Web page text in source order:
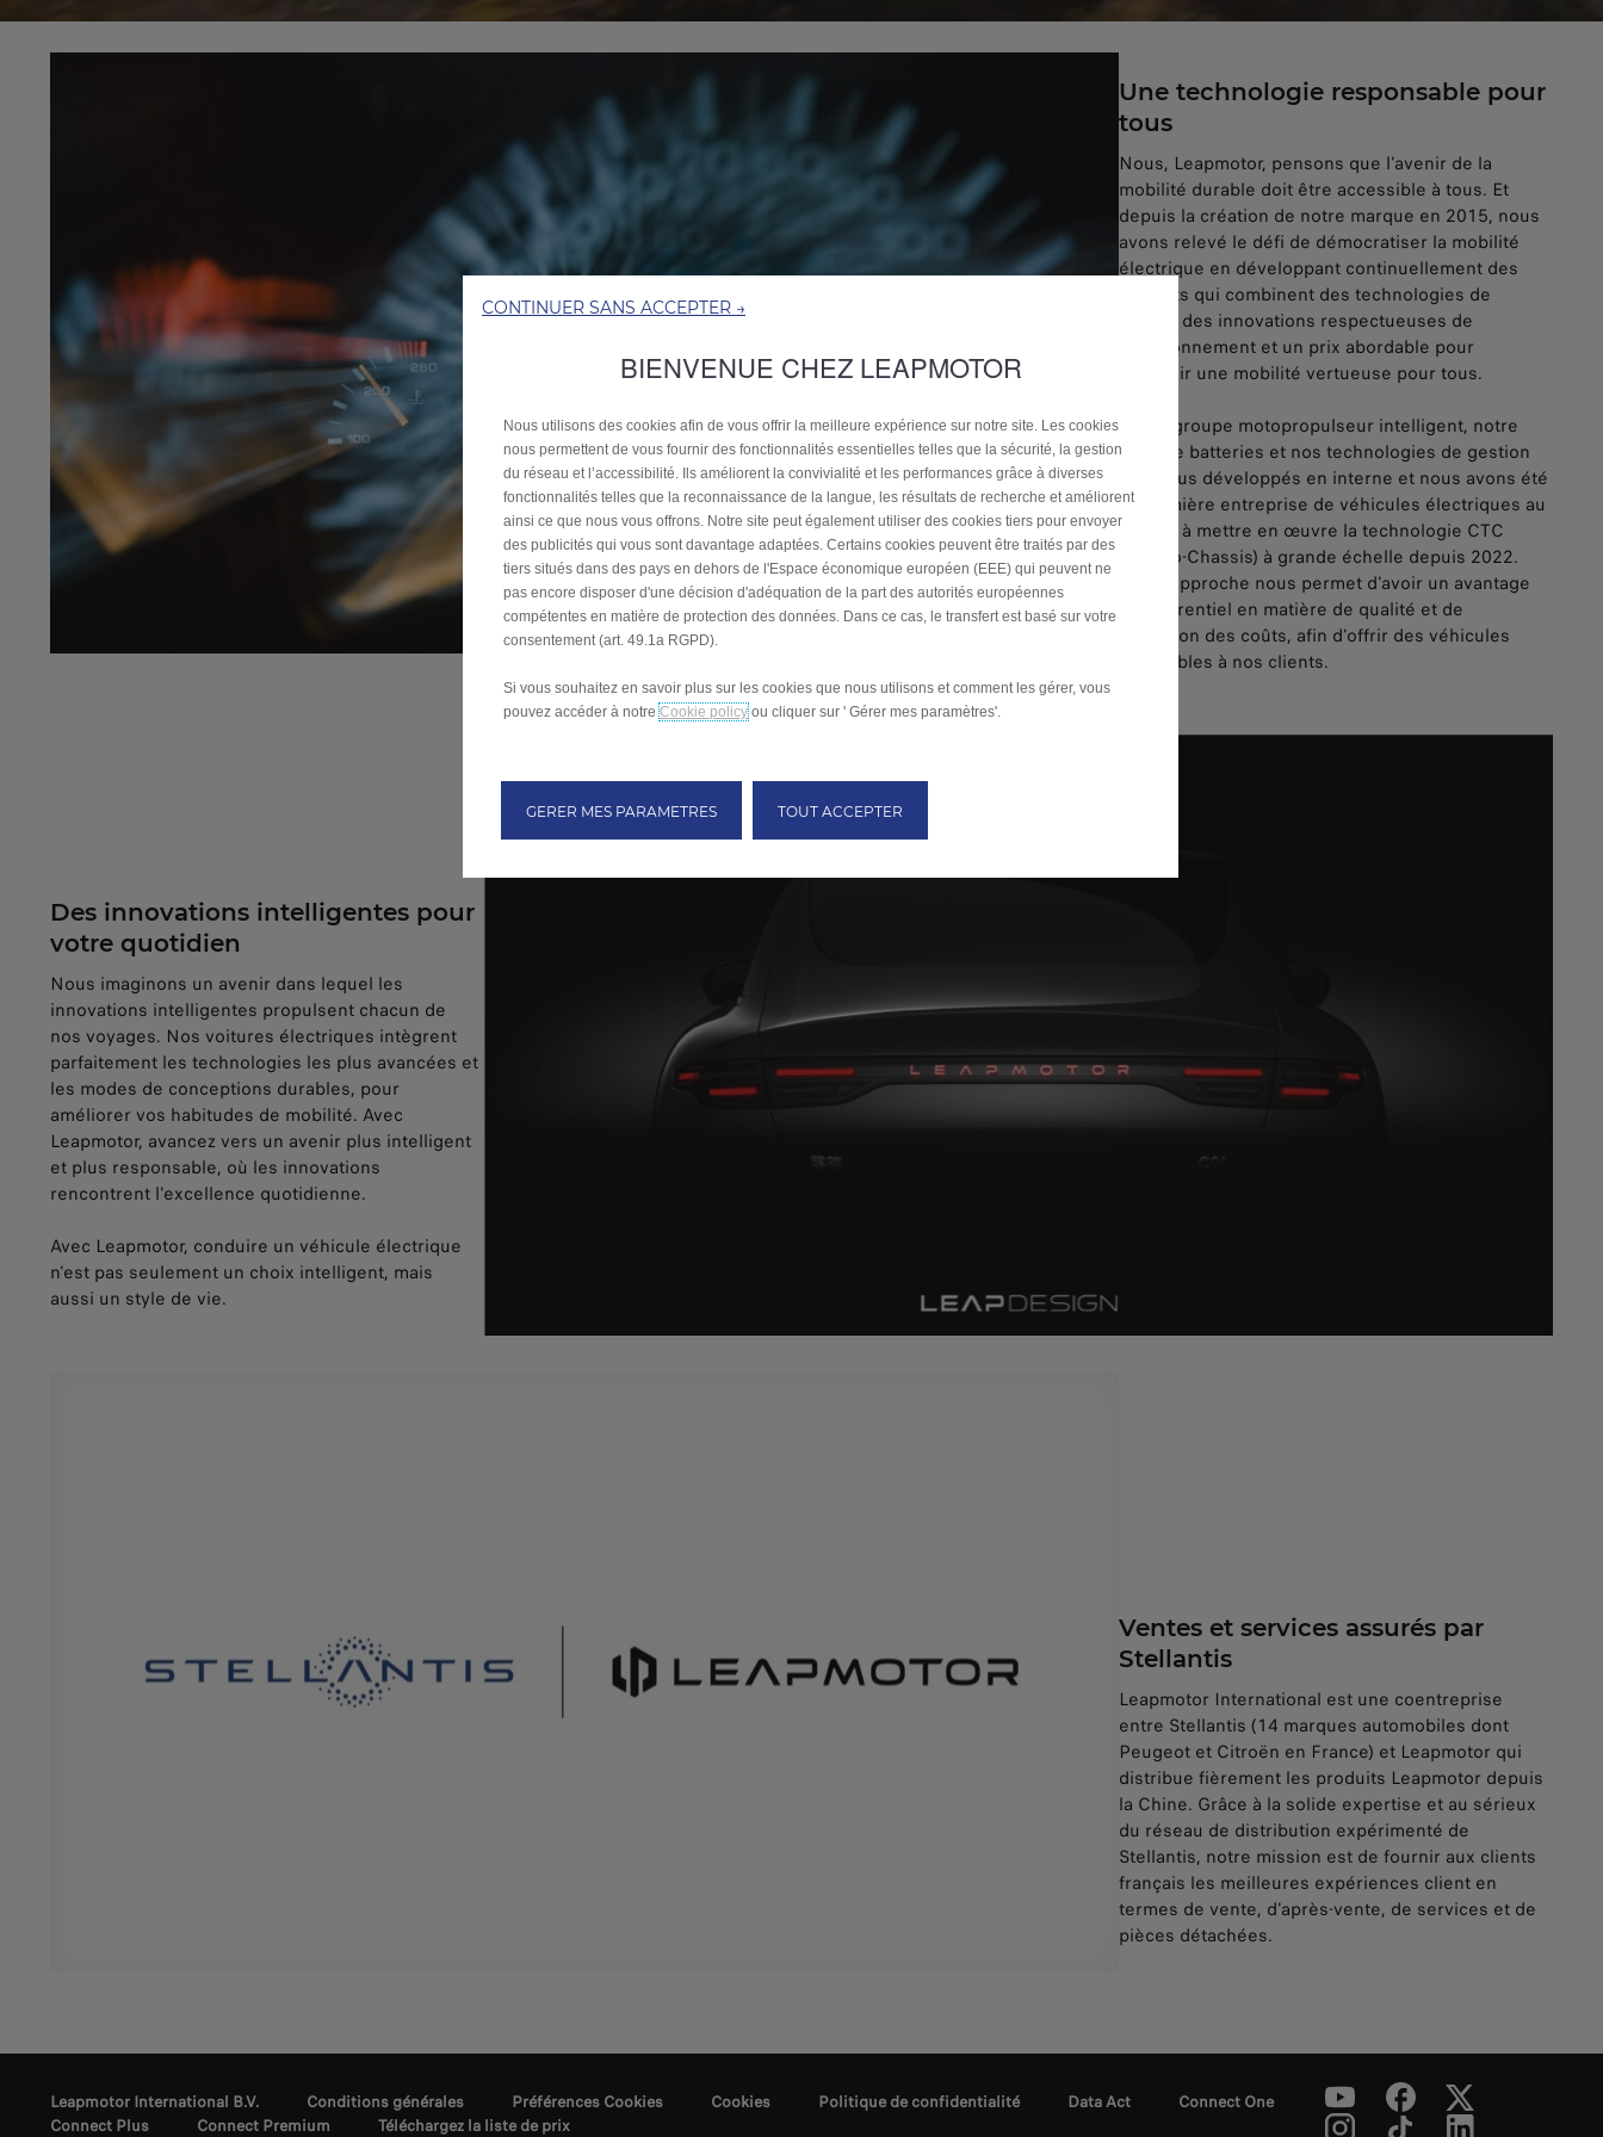
Une technologie responsable pour
tous
Nous, Leapmotor, pensons que l'avenir de la
mobilité durable doit être accessible à tous. Et
depuis la création de notre marque en 2015, nous
avons relevé le défi de démocratiser la mobilité
électrique en développant continuellement des
produits qui combinent des technologies de
pointe, des innovations respectueuses de
l'environnement et un prix abordable pour
redéfinir une mobilité vertueuse pour tous.
Notre groupe motopropulseur intelligent, notre
pack de batteries et nos technologies de gestion
sont tous développés en interne et nous avons été
la première entreprise de véhicules électriques au
monde à mettre en œuvre la technologie CTC
(Cell-To-Chassis) à grande échelle depuis 2022.
Cette approche nous permet d'avoir un avantage
concurrentiel en matière de qualité et de
réduction des coûts, afin d'offrir des véhicules
abordables à nos clients.
Des innovations intelligentes pour
votre quotidien
Nous imaginons un avenir dans lequel les
innovations intelligentes propulsent chacun de
nos voyages. Nos voitures électriques intègrent
parfaitement les technologies les plus avancées et
les modes de conceptions durables, pour
améliorer vos habitudes de mobilité. Avec
Leapmotor, avancez vers un avenir plus intelligent
et plus responsable, où les innovations
rencontrent l'excellence quotidienne.
Avec Leapmotor, conduire un véhicule électrique
n'est pas seulement un choix intelligent, mais
aussi un style de vie.
Ventes et services assurés par
Stellantis
Leapmotor International est une coentreprise
entre Stellantis (14 marques automobiles dont
Peugeot et Citroën en France) et Leapmotor qui
distribue fièrement les produits Leapmotor depuis
la Chine. Grâce à la solide expertise et au sérieux
du réseau de distribution expérimenté de
Stellantis, notre mission est de fournir aux clients
français les meilleures expériences client en
termes de vente, d'après-vente, de services et de
pièces détachées.
Leapmotor International B.V. Conditions générales Préférences Cookies Cookies Politique de confidentialité Data Act
Connect One
Connect Plus
Connect Premium Téléchargez la liste de prix
CONTINUER SANS ACCEPTER →
BIENVENUE CHEZ LEAPMOTOR
Nous utilisons des cookies afin de vous offrir la meilleure expérience sur notre site. Les cookies
nous permettent de vous fournir des fonctionnalités essentielles telles que la sécurité, la gestion
du réseau et l’accessibilité. Ils améliorent la convivialité et les performances grâce à diverses
fonctionnalités telles que la reconnaissance de la langue, les résultats de recherche et améliorent
ainsi ce que nous vous offrons. Notre site peut également utiliser des cookies tiers pour envoyer
des publicités qui vous sont davantage adaptées. Certains cookies peuvent être traités par des
tiers situés dans des pays en dehors de l'Espace économique européen (EEE) qui peuvent ne
pas encore disposer d'une décision d'adéquation de la part des autorités européennes
compétentes en matière de protection des données. Dans ce cas, le transfert est basé sur votre
consentement (art. 49.1a RGPD).
Si vous souhaitez en savoir plus sur les cookies que nous utilisons et comment les gérer, vous
pouvez accéder à notreCookie policyou cliquer sur ' Gérer mes paramètres'.
GERER MES PARAMETRES TOUT ACCEPTER